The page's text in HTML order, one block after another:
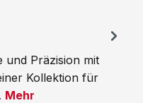
und Präzision mit
Kollektion für
Mehr